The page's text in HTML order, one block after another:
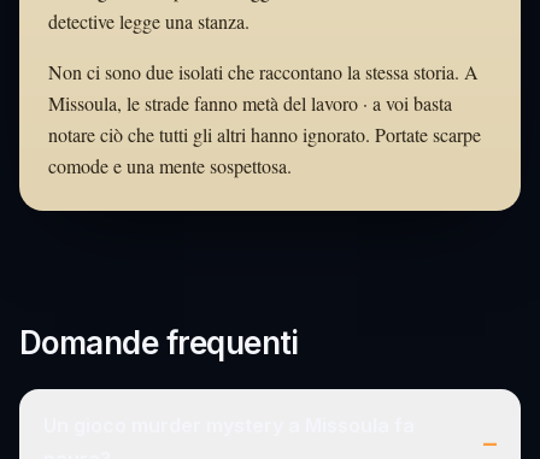
detective legge una stanza.
Non ci sono due isolati che raccontano la stessa storia. A
Missoula, le strade fanno metà del lavoro · a voi basta
notare ciò che tutti gli altri hanno ignorato. Portate scarpe
comode e una mente sospettosa.
Domande frequenti
–